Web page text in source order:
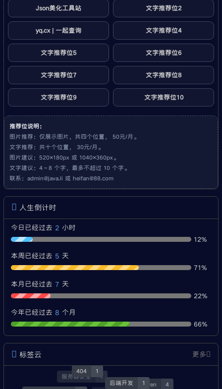
Json美化工具站 文字推荐位2
yq.cx | 一起查询 文字推荐位4
文字推荐位5 文字推荐位6
文字推荐位7 文字推荐位8
文字推荐位9 文字推荐位10
推荐位说明：
图片推荐：仅展示图片，共四个位置， 50元/月。
文字推荐：共十个位置， 30元/月。
图片建议：520×180px 或 1040×360px。
文字建议：4～8 个字，最多不超过 10 个字。
联系： admin@java.li 或 heifan@88.com
人生倒计时
今日已经过去 2 小时
12%
本周已经过去 5 天
71%
本月已经过去 7 天
22%
今年已经过去 8 个月
66%
标签云 更多
后端开发 1
Maven 4
404
1
服务器安全
1